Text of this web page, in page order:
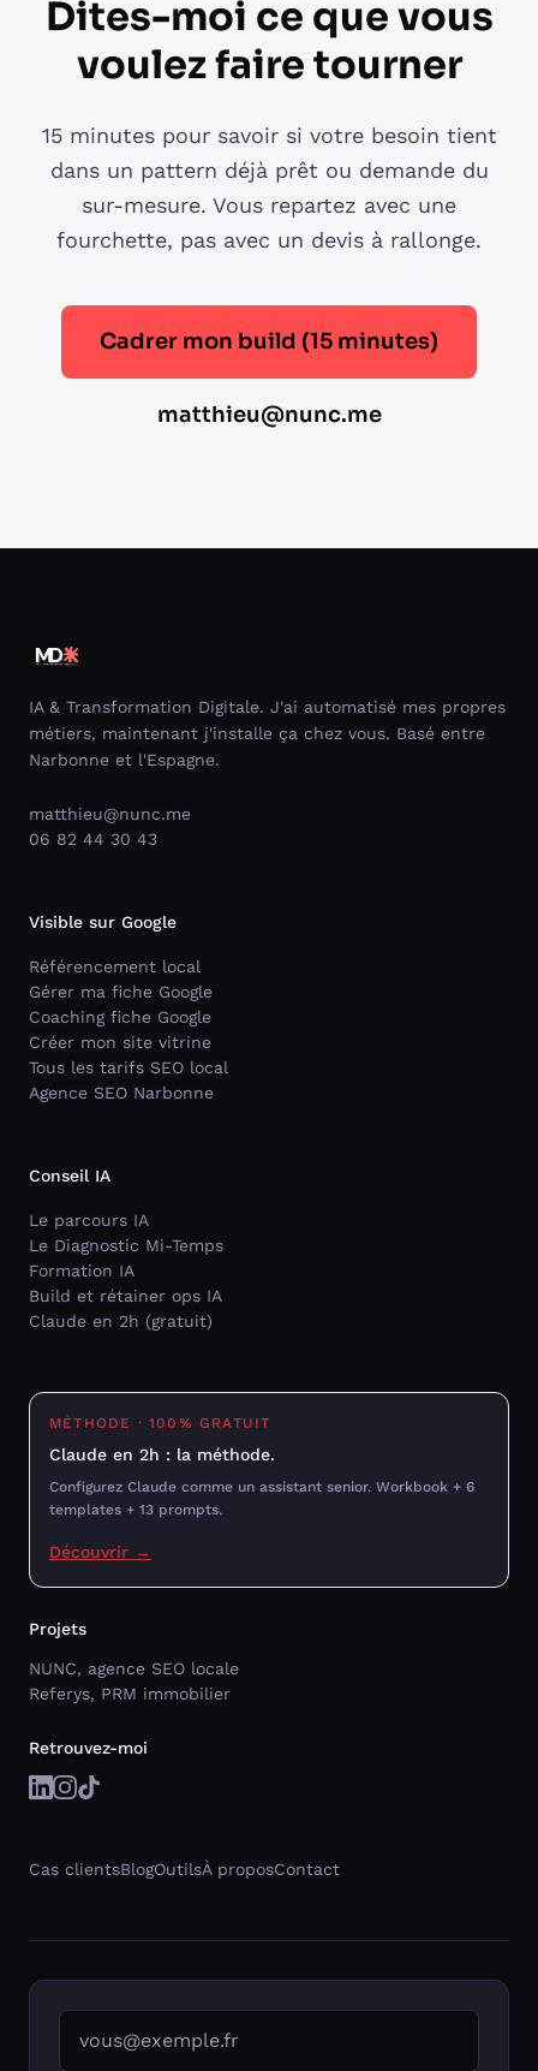
Dites-moi ce que vous
voulez faire tourner
15 minutes pour savoir si votre besoin tient
dans un pattern déjà prêt ou demande du
sur-mesure. Vous repartez avec une
fourchette, pas avec un devis à rallonge.
Cadrer mon build (15 minutes)
matthieu@nunc.me
IA & Transformation Digitale. J'ai automatisé mes propres
métiers, maintenant j'installe ça chez vous. Basé entre
Narbonne et l'Espagne.
matthieu@nunc.me
06 82 44 30 43
Visible sur Google
Référencement local
Gérer ma fiche Google
Coaching fiche Google
Créer mon site vitrine
Tous les tarifs SEO local
Agence SEO Narbonne
Conseil IA
Le parcours IA
Le Diagnostic Mi-Temps
Formation IA
Build et rétainer ops IA
Claude en 2h (gratuit)
MÉTHODE · 100% GRATUIT
Claude en 2h : la méthode.
Configurez Claude comme un assistant senior. Workbook + 6
templates + 13 prompts.
Découvrir →
Projets
NUNC, agence SEO locale
Referys, PRM immobilier
Retrouvez-moi
Cas clientsBlogOutilsÀ proposContact
Votre adresse email